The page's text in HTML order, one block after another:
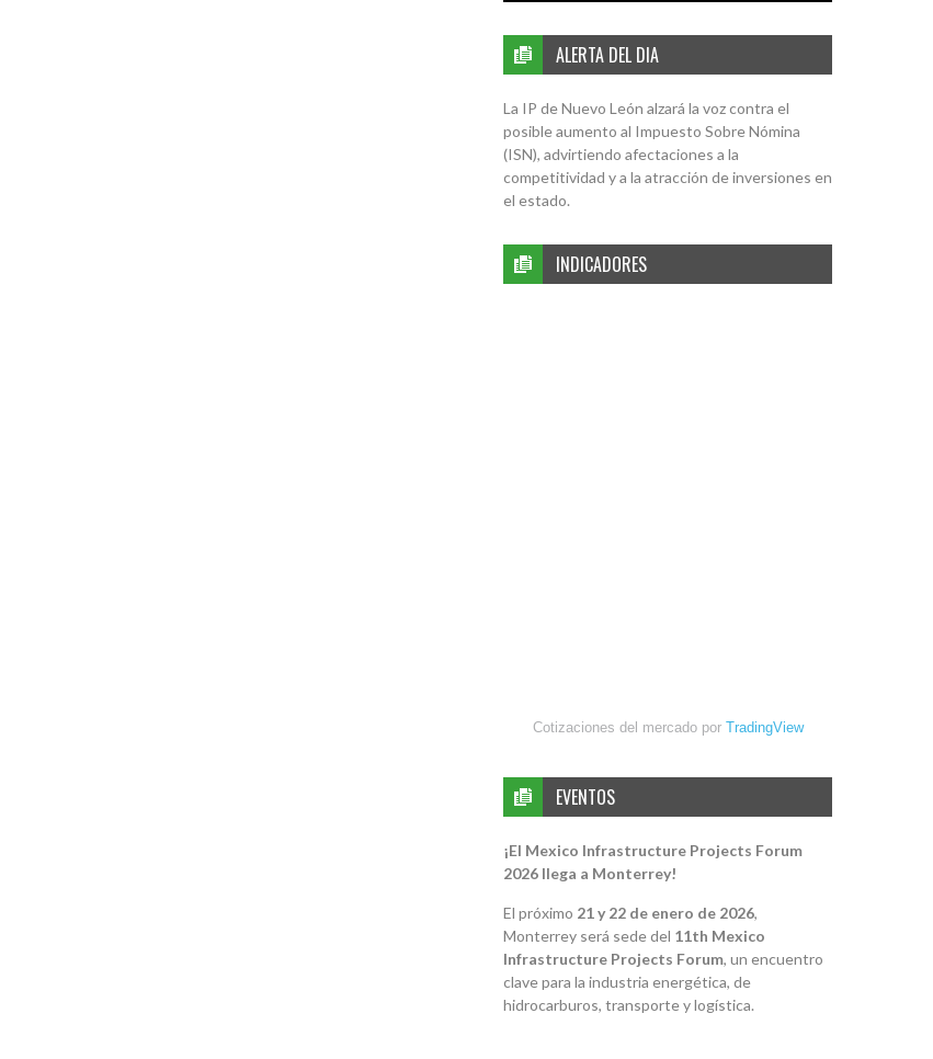
ALERTA DEL DIA
La IP de Nuevo León alzará la voz contra el
posible aumento al Impuesto Sobre Nómina
(ISN), advirtiendo afectaciones a la
competitividad y a la atracción de inversiones en
el estado.
INDICADORES
Cotizaciones del mercado por TradingView
EVENTOS
¡El Mexico Infrastructure Projects Forum
2026 llega a Monterrey!
El próximo 21 y 22 de enero de 2026,
Monterrey será sede del 11th Mexico
Infrastructure Projects Forum, un encuentro
clave para la industria energética, de
hidrocarburos, transporte y logística.